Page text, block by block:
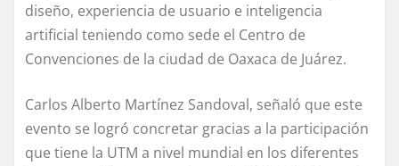
diseño, experiencia de usuario e inteligencia
artificial teniendo como sede el Centro de
Convenciones de la ciudad de Oaxaca de Juárez.
Carlos Alberto Martínez Sandoval, señaló que este
evento se logró concretar gracias a la participación
que tiene la UTM a nivel mundial en los diferentes